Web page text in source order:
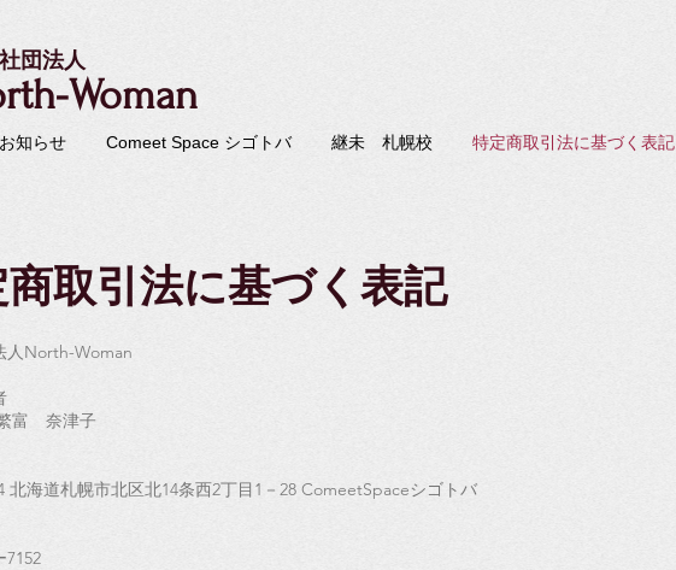
団法人
Woman
お知らせ Comeet Space シゴトバ 継未 札幌校 特定商取引法に基づく表記
取引法に基づく表記
人North-Woman
富 奈津子
北海道札幌市北区北14条西2丁目1－28 ComeetSpaceシゴトバ
7152